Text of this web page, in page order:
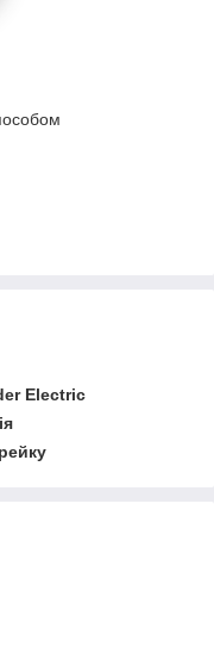
Electric